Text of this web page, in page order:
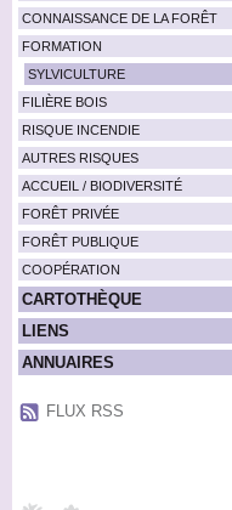
CONNAISSANCE DE LA FORÊT
FORMATION
SYLVICULTURE
FILIÈRE BOIS
RISQUE INCENDIE
AUTRES RISQUES
ACCUEIL / BIODIVERSITÉ
FORÊT PRIVÉE
FORÊT PUBLIQUE
COOPÉRATION
CARTOTHÈQUE
LIENS
ANNUAIRES
FLUX RSS